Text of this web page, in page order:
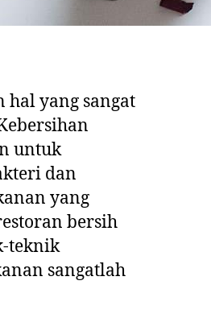
yang sangat
untuk
dan
yang
bersih
teknik
sangatlah